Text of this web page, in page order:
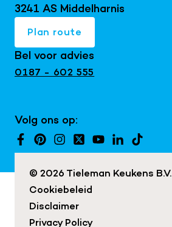
Keukenshowroom
Maatwerk interieur
Exclusieve keukens
Landelijke keukens
Moderne keukens
next125 keukens
Mereno keukens
3241 AS Middelharnis
Plan route
Bel voor advies
0187 - 602 555
Volg ons op:
© 2026 Tieleman Keukens B.V.
Cookiebeleid
Disclaimer
Privacy Policy